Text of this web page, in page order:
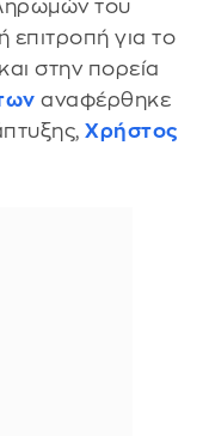
του
επιτροπή για το
στην πορεία
αναφέρθηκε
Χρήστος